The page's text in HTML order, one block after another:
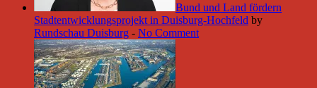
Bund und Land fördern
Stadtentwicklungsprojekt in Duisburg-Hochfeld by
Rundschau Duisburg - No Comment